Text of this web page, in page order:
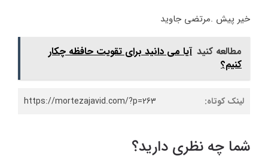
خیر پیش .مرتضی جاوید
مطالعه کنید آیا می دانید برای تقویت حافظه چکار
کنیم؟
لینک کوتاه: https://mortezajavid.com/?p=263
شما چه نظری دارید؟